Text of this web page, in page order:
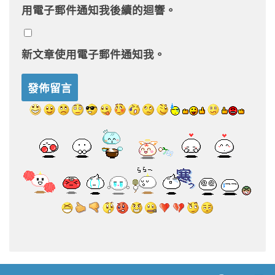
用電子郵件通知我後續的迴響。
新文章使用電子郵件通知我。